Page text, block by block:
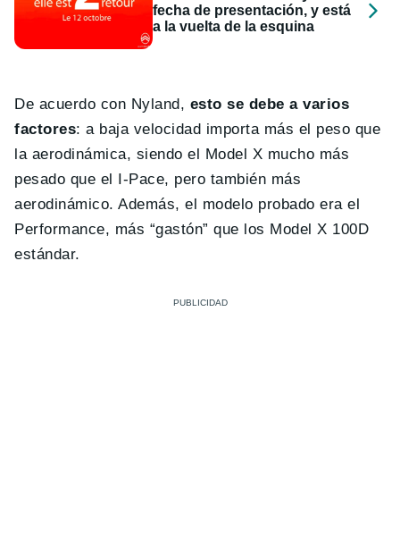
fecha de presentación, y está
a la vuelta de la esquina
De acuerdo con Nyland, esto se debe a varios
factores: a baja velocidad importa más el peso que
la aerodinámica, siendo el Model X mucho más
pesado que el I-Pace, pero también más
aerodinámico. Además, el modelo probado era el
Performance, más “gastón” que los Model X 100D
estándar.